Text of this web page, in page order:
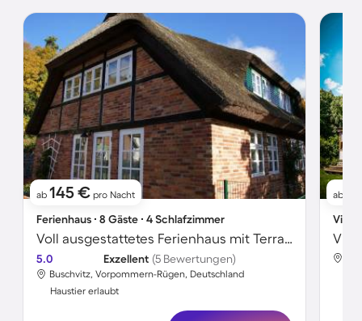
ab 145 € pro Nacht
Ferienhaus ∙ 8 Gäste ∙ 4 Schlafzimmer
Voll ausgestattetes Ferienhaus mit Terrasse, Grill und Sauna | Neben dem Strand | Haustierfreundlich
5.0 Exzellent (5 Bewertungen)
Buschvitz, Vorpommern-Rügen, Deutschland
Haustier erlaubt
ab
Villa